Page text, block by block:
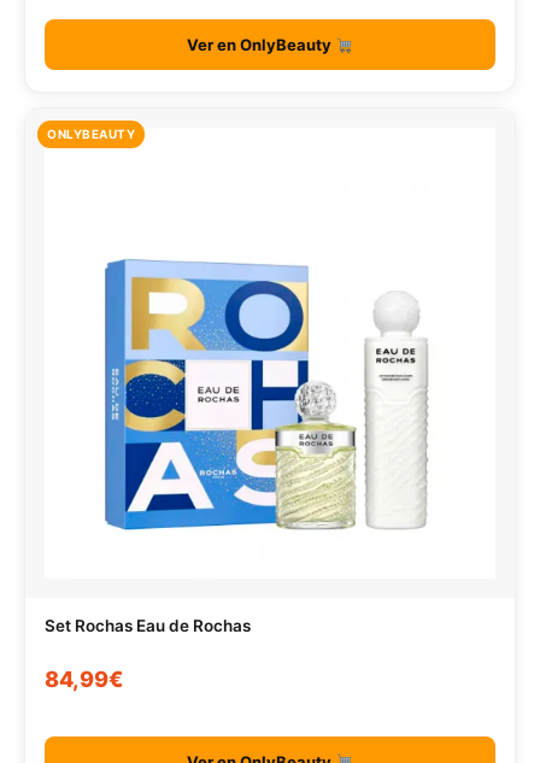
Ver en OnlyBeauty
ONLYBEAUTY
Set Rochas Eau de Rochas
84,99€